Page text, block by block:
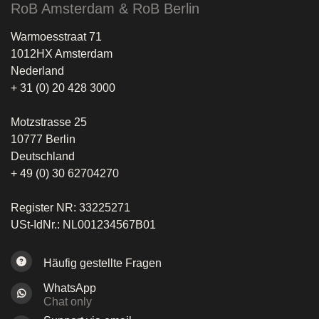
RoB Amsterdam & RoB Berlin
Warmoesstraat 71
1012HX Amsterdam
Nederland
+ 31 (0) 20 428 3000
Motzstrasse 25
10777 Berlin
Deutschland
+ 49 (0) 30 62704270
Register NR: 33225271
USt-IdNr.: NL001234567B01
Häufig gestellte Fragen
WhatsApp
Chat only